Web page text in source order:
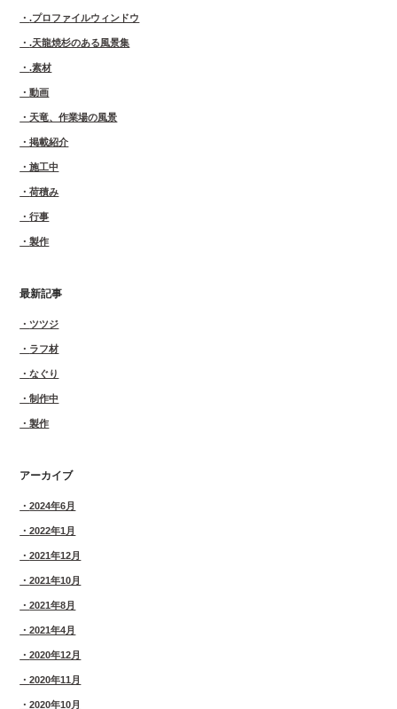
.プロファイルウィンドウ
.天龍焼杉のある風景集
.素材
動画
天竜、作業場の風景
掲載紹介
施工中
荷積み
行事
製作
最新記事
ツツジ
ラフ材
なぐり
制作中
製作
アーカイブ
2024年6月
2022年1月
2021年12月
2021年10月
2021年8月
2021年4月
2020年12月
2020年11月
2020年10月